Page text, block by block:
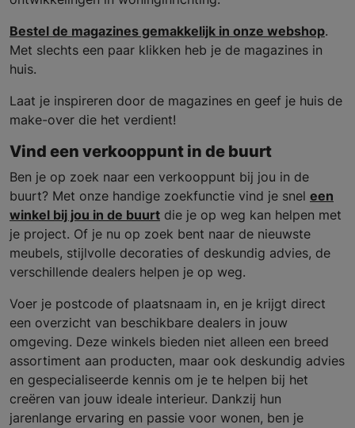
Bestel de magazines gemakkelijk in onze webshop.
Met slechts een paar klikken heb je de magazines in
huis.
Laat je inspireren door de magazines en geef je huis de
make-over die het verdient!
Vind een verkooppunt in de buurt
Ben je op zoek naar een verkooppunt bij jou in de
buurt? Met onze handige zoekfunctie vind je snel een
winkel bij jou in de buurt die je op weg kan helpen met
je project. Of je nu op zoek bent naar de nieuwste
meubels, stijlvolle decoraties of deskundig advies, de
verschillende dealers helpen je op weg.
Voer je postcode of plaatsnaam in, en je krijgt direct
een overzicht van beschikbare dealers in jouw
omgeving. Deze winkels bieden niet alleen een breed
assortiment aan producten, maar ook deskundig advies
en gespecialiseerde kennis om je te helpen bij het
creëren van jouw ideale interieur. Dankzij hun
jarenlange ervaring en passie voor wonen, ben je